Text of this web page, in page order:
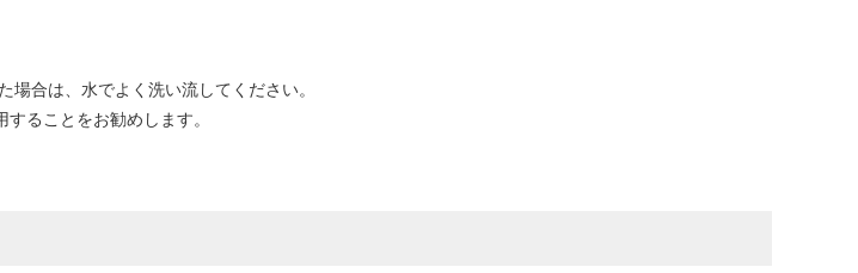
合は、水でよく洗い流してください。
ることをお勧めします。